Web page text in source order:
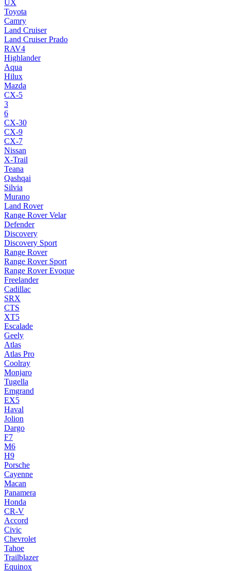
UX
Toyota
Camry
Land Cruiser
Land Cruiser Prado
RAV4
Highlander
Aqua
Hilux
Mazda
CX-5
3
6
CX-30
CX-9
CX-7
Nissan
X-Trail
Teana
Qashqai
Silvia
Murano
Land Rover
Range Rover Velar
Defender
Discovery
Discovery Sport
Range Rover
Range Rover Sport
Range Rover Evoque
Freelander
Cadillac
SRX
CTS
XT5
Escalade
Geely
Atlas
Atlas Pro
Coolray
Monjaro
Tugella
Emgrand
EX5
Haval
Jolion
Dargo
F7
M6
H9
Porsche
Cayenne
Macan
Panamera
Honda
CR-V
Accord
Civic
Chevrolet
Tahoe
Trailblazer
Equinox